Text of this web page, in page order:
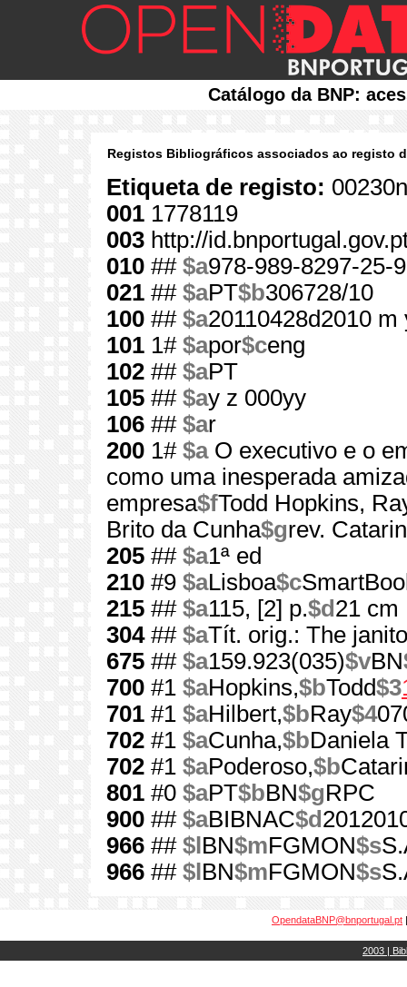
Catálogo da BNP:
Registos Bibliográficos associados ao registo
Etiqueta de registo:
001 1778119
003 http://
010 ## $a978-989-8297-25-9
021 ## $aPT$b306728/10
100 ## $a20110428d2010
101 1# $apor$ceng
102 ## $aPT
105 ## $ay z 000yy
106 ## $ar
200 1# $aO executivo e o
como uma inesperada
empresa$fTodd Hopkins,
Brito da Cunha$grev.
205 ## $a1ª ed
210 #9 $aLisboa$c
215 ## $a115, [2] p.$d 21 cm
304## $aTít. orig.: The
675 ## $a159.923(035)$vBN
700 #1 $aHopkins,$bTodd$3
701 #1 $aHilbert,$bRay$4
702 #1 $aCunha,$bDaniela
702 #1 $aPoderoso,$b
801 #0 $aPT$bBN$gRPC
900 ## $aBIBNAC$d
966 ## $l BN$mFGMON$s
966 ## $l BN$mFGMON$s
OpendataBNP@bnportugal.pt
2003 |